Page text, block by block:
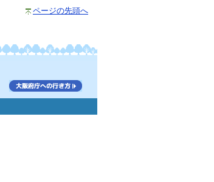
ページの先頭へ